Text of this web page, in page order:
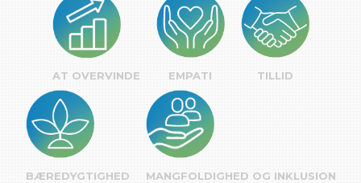
AT OVERVINDE EMPATI TILLID
BÆREDYGTIGHED MANGFOLDIGHED OG INKLUSION